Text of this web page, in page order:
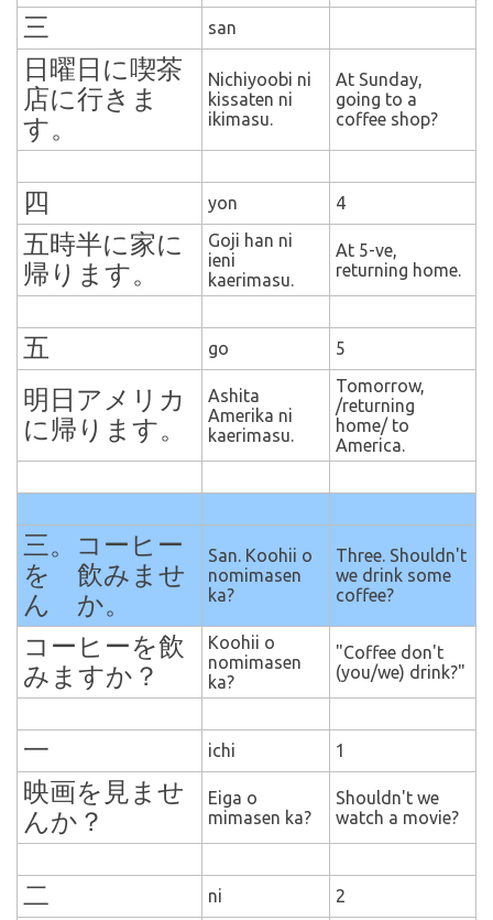
三 san
日曜日に喫茶
店に行きま
す。
Nichiyoobi ni
kissaten ni
ikimasu.
At Sunday,
going to a
coffee shop?
四 yon 4
五時半に家に
帰ります。
Goji han ni
ieni
kaerimasu.
At 5-ve,
returning home.
五 go 5
明日アメリカ
に帰ります。
Ashita
Amerika ni
kaerimasu.
Tomorrow,
/returning
home/ to
America.
三。コーヒー
を 飲みませ
ん か。
San. Koohii o
nomimasen
ka?
Three. Shouldn't
we drink some
coffee?
コーヒーを飲
みますか？
Koohii o
nomimasen
ka?
"Coffee don't
(you/we) drink?"
一 ichi 1
映画を見ませ
んか？
Eiga o
mimasen ka?
Shouldn't we
watch a movie?
二 ni 2